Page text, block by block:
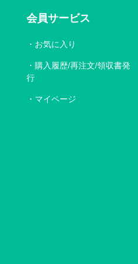
会員サービス
お気に入り
購入履歴/再注文/領収書発
行
マイページ